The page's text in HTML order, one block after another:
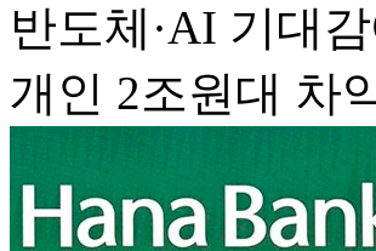
반도체·AI 기대
개인 2조원대 차